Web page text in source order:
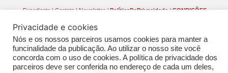
Expediente|Contato|Newsletter/PolíticaDePrivacidade/CONDIÇÕES
GERAIS DE PUBLICAÇÃO (CGP
Privacidade e cookies
Nós e os nossos parceiros usamos cookies para manter a
funcinalidade da publicação. Ao utilizar o nosso site você
concorda com o uso de cookies. A política de privacidade dos
parceiros deve ser conferida no endereço de cada um deles,